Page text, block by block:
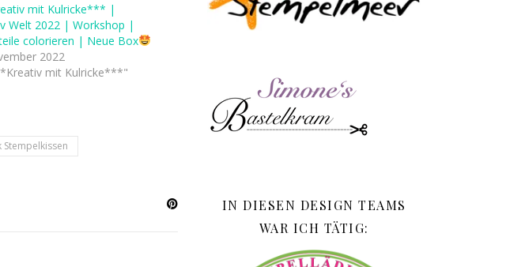
mit Kulricke*** |
Welt 2022 | Workshop |
colorieren | Neue Box
2022
mit Kulricke***"
Stempelkissen
IN DIESEN DESIGN TEAMS
WAR ICH TÄTIG: